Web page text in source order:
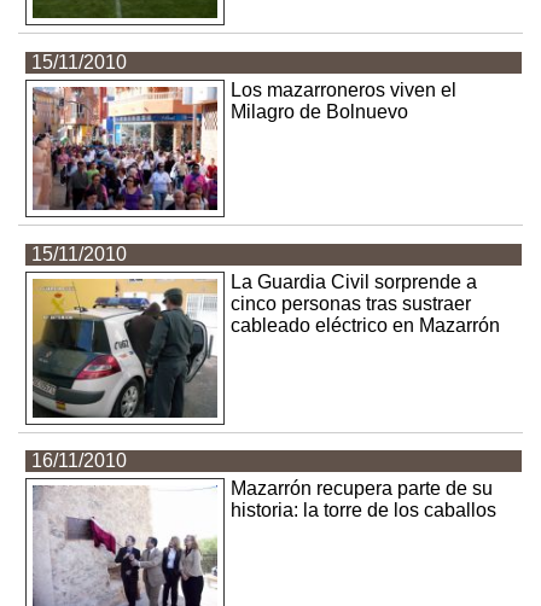
15/11/2010
Los mazarroneros viven el
Milagro de Bolnuevo
15/11/2010
La Guardia Civil sorprende a
cinco personas tras sustraer
cableado eléctrico en Mazarrón
16/11/2010
Mazarrón recupera parte de su
historia: la torre de los caballos